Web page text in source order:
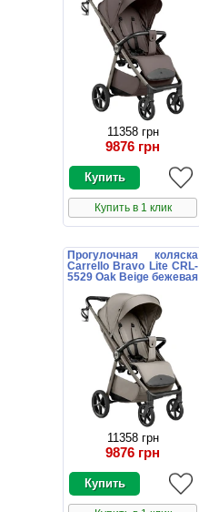
11358 грн
9876 грн
Купить в 1 клик
Прогулочная коляска
Carrello Bravo Lite CRL-
5529 Oak Beige бежевая
11358 грн
9876 грн